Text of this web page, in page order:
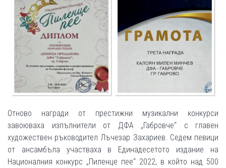
Отново награди от престижни музикални конкурси
завоюваха изпълнители от ДФА „Габровче“ с главен
художествен ръководител Лъчезар Захариев. Седем певици
от ансамбъла участваха в Единадесетото издание на
Националния конкурс „Пиленце пее“ 2022, в който над 500